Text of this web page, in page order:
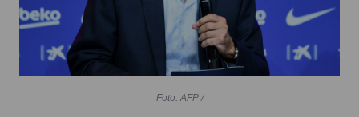
Foto: AFP /